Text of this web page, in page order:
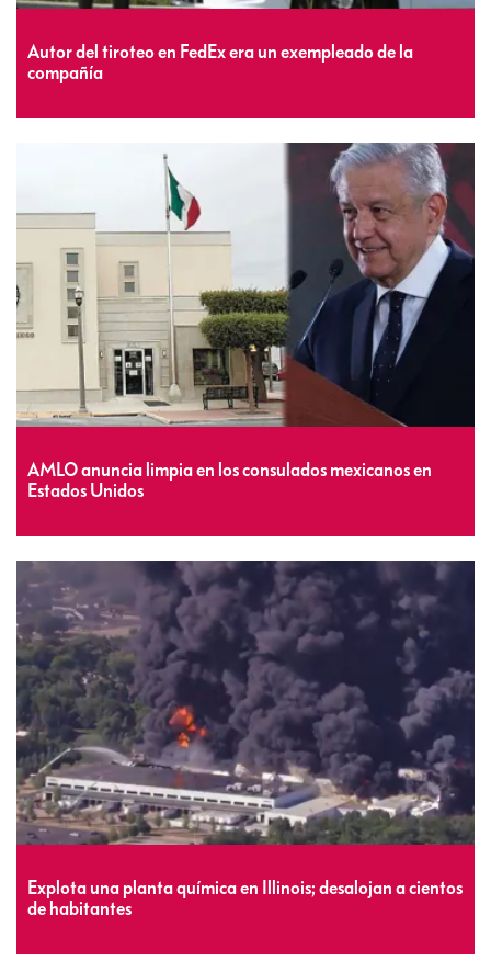
Autor del tiroteo en FedEx era un exempleado de la
compañía
AMLO anuncia limpia en los consulados mexicanos en
Estados Unidos
Explota una planta química en Illinois; desalojan a cientos
de habitantes